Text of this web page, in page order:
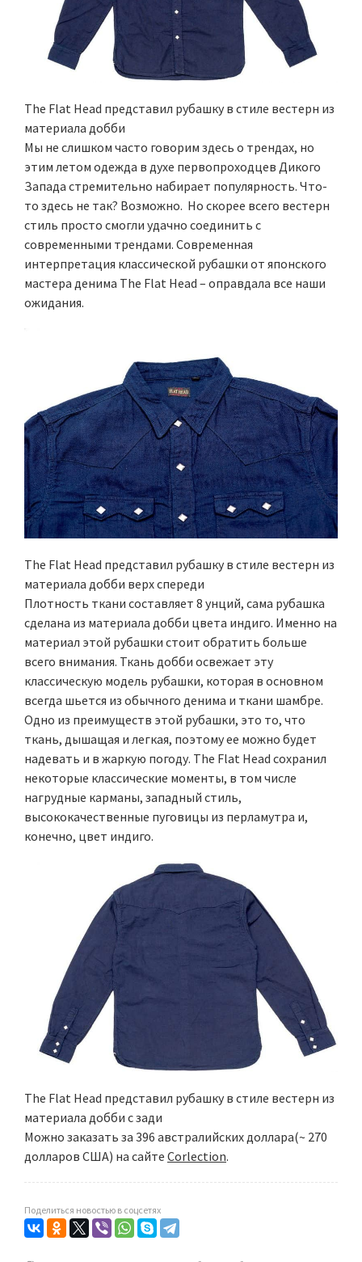
The Flat Head представил рубашку в стиле вестерн из
материала добби
Мы не слишком часто говорим здесь о трендах, но
этим летом одежда в духе первопроходцев Дикого
Запада стремительно набирает популярность. Что-
то здесь не так? Возможно. Но скорее всего вестерн
стиль просто смогли удачно соединить с
современными трендами. Современная
интерпретация классической рубашки от японского
мастера денима The Flat Head – оправдала все наши
ожидания.
The Flat Head представил рубашку в стиле вестерн из
материала добби верх спереди
Плотность ткани составляет 8 унций, сама рубашка
сделана из материала добби цвета индиго. Именно на
материал этой рубашки стоит обратить больше
всего внимания. Ткань добби освежает эту
классическую модель рубашки, которая в основном
всегда шьется из обычного денима и ткани шамбре.
Одно из преимуществ этой рубашки, это то, что
ткань, дышащая и легкая, поэтому ее можно будет
надевать и в жаркую погоду. The Flat Head сохранил
некоторые классические моменты, в том числе
нагрудные карманы, западный стиль,
высококачественные пуговицы из перламутра и,
конечно, цвет индиго.
The Flat Head представил рубашку в стиле вестерн из
материала добби с зади
Можно заказать за 396 австралийских доллара(~ 270
долларов США) на сайте Corlection.
Поделиться новостью в соцсетях